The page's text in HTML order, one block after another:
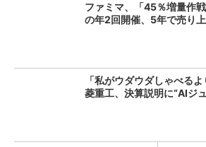
ファミマ、「45％増量作
の年2回開催、5年で売り
「私がウダウダしゃべる
菱重工、決算説明に“AIジ